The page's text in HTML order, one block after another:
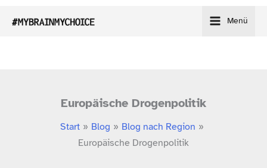
Inhalt
Menü
Europäische Drogenpolitik
Start Blog
Blog nach Region
Europäische Drogenpolitik